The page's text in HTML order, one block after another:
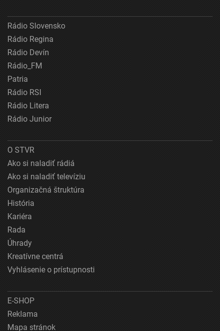
Rádio Slovensko
Rádio Regina
Rádio Devín
Rádio_FM
Patria
Rádio RSI
Rádio Litera
Rádio Junior
O STVR
Ako si naladiť rádiá
Ako si naladiť televíziu
Organizačná štruktúra
História
Kariéra
Rada
Úhrady
Kreatívne centrá
Vyhlásenie o prístupnosti
E-SHOP
Reklama
Mapa stránok